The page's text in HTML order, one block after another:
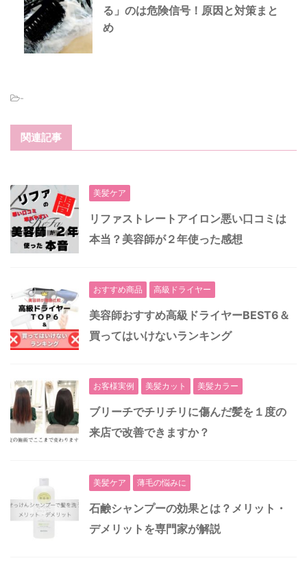
る」のは危険信号！原因と対策まと
め
-
関連記事
美髪ケア
リファストレートアイロン悪い口コミは
本当？美容師が２年使った感想
おすすめ商品 高級ドライヤー
美容師おすすめ高級ドライヤーBEST6＆
買ってはいけないランキング
お客様実例 美髪カット 美髪カラー
ブリーチでチリチリに傷んだ髪を１度の
来店で改善できますか？
美髪ケア 薄毛の悩みに
石鹸シャンプーの効果とは？メリット・
デメリットを専門家が解説